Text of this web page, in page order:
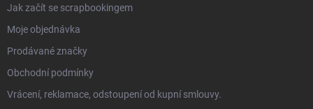
Jak začít se scrapbookingem
Moje objednávka
Prodávané značky
Obchodní podmínky
Vrácení, reklamace, odstoupení od kupní smlouvy.